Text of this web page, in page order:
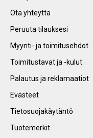
Ota yhteyttä
Peruuta tilauksesi
Myynti- ja toimitusehdot
Toimitustavat ja -kulut
Palautus ja reklamaatiot
Evästeet
Tietosuojakäytäntö
Tuotemerkit